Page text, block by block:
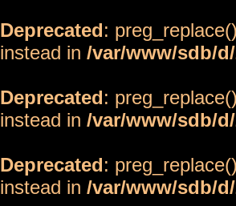
Deprecated:
instead in /var/www/sdb/
Deprecated:
instead in /var/www/sdb/
Deprecated:
instead in /var/www/sdb/